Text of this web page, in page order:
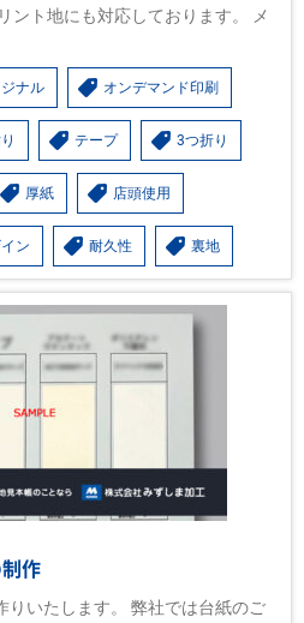
ント地にも対応しております。 メ
ナル オンデマンド印刷
テープ 3つ折り
厚紙 店頭使用
ン 耐久性 裏地
作
りいたします。 弊社では台紙のご